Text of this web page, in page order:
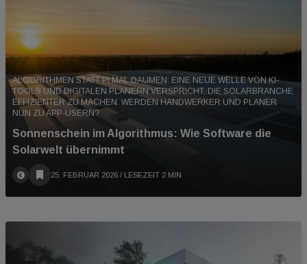
ALGORITHMEN STATT PI MAL DAUMEN: EINE NEUE WELLE VON KI-
TOOLS UND DIGITALEN PLANERN VERSPRICHT, DIE SOLARBRANCHE
EFFIZIENTER ZU MACHEN. WERDEN HANDWERKER UND PLANER
NUN ZU APP-USERN?
Sonnenschein im Algorithmus: Wie Software die
Solarwelt übernimmt
25. FEBRUAR 2026 / LESEZEIT 2 MIN